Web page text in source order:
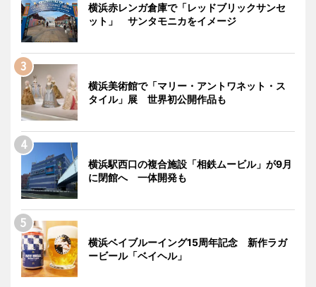
横浜赤レンガ倉庫で「レッドブリックサンセ
ット」 サンタモニカをイメージ
横浜美術館で「マリー・アントワネット・ス
タイル」展 世界初公開作品も
横浜駅西口の複合施設「相鉄ムービル」が9月
に閉館へ 一体開発も
横浜ベイブルーイング15周年記念 新作ラガ
ービール「ベイヘル」